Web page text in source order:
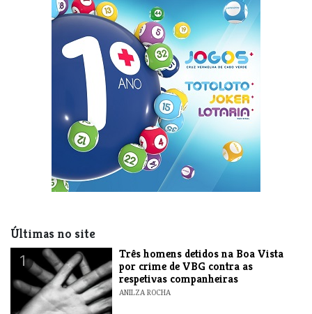
Últimas no site
1
Três homens detidos na Boa Vista
por crime de VBG contra as
respetivas companheiras
ANILZA ROCHA